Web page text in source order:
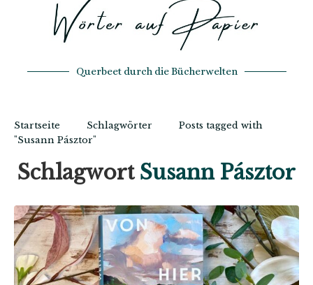
Querbeet durch die Bücherwelten
Startseite Schlagwörter
Posts tagged with
"Susann Pásztor"
Schlagwort Susann Pásztor